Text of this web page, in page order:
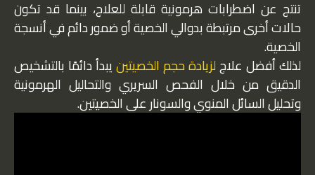
تنتج عن اضطرابات هرمونية قابلة للعلاج، بينما قد تكون
حالات أخرى مرتبطة بدوالي الخصية أو ضمور دائم في أنسجة
الخصية.
لذلك أفضل علاجلزيادة حجم الخصيتينيبدأ دائمًا بالتشخيص
الدقيق من خلال الفحص السريري والتحاليل الهرمونية
وتحليل السائل المنوي والسونار على الخصيتين.